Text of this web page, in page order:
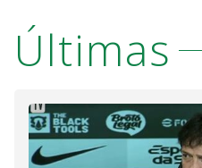
Últimas